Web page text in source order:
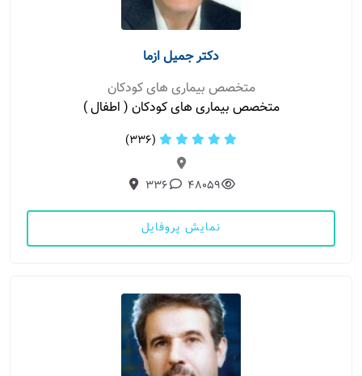
دکتر جمیل ازما
متخصص بیماری های کودکان
متخصص بیماری های کودکان ( اطفال )
(336)
48059
336
نمایش پروفایل